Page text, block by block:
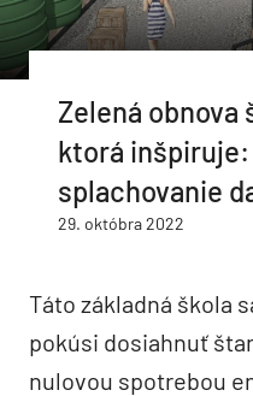
Zelená obnova
ktorá inšpiruje:
splachovanie
29. októbra 2022
Táto základná škola
pokúsi dosiahnuť
nulovou spotrebou